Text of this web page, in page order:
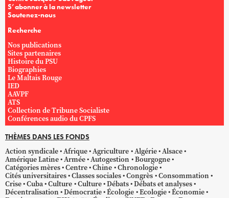
S’abonner à la newsletter
Soutenez-nous
Recherche
Nos publications
Sites partenaires
Histoire du PSU
Biographies
Le Maltais Rouge
IED
AAVPF
ATS
Collection de Tribune Socialiste
Conférences audio du CPFS
THÈMES DANS LES FONDS
Action syndicale Afrique Agriculture Algérie Alsace
Amérique Latine Armée Autogestion
Bourgogne
Catégories mères Centre Chine Chronologie
Cités universitaires Classes sociales Congrès Consommation
Crise Cuba Culture Culture Débats Débats et analyses
Décentralisation Démocratie Écologie Ecologie Économie